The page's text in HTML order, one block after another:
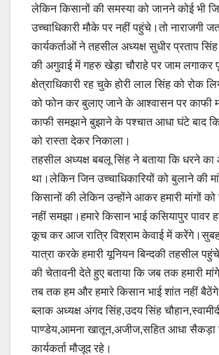
लेकिन किसानों की समस्या को जानने कोई भी
उच्चाधिकारी मौके पर नहीं पहुंचे।तो नाराजगी
कार्यकर्ताओं ने तहसील अध्यक्ष सुधीर प्रताप
की अगुवाई में गहरु खेड़ा चौराहे पर जाम लगाकर
क्षेत्राधिकारी रह चुके होरी लाल सिंह को रोक
को फोन कर बुलाए जाने के आश्वासन पर काफी
काफी समझाने बुझाने के पश्चात आधा घंटे बाद
को रास्ता देकर निकाला।
तहसील अध्यक्ष बबलू सिंह ने बताया कि धरने का
था।लेकिन जिन उच्चाधिकारियों को बुलाने की
किसानों की लेकिन उन्होंने आकर हमारी मांगों को
नहीं समझा।हमारे किसान भाई कसियापुर पावर
कूच कर आज रात्रि विश्राम केवाई में
यात्रा करके हमारी यूनियन बिन्दकी तहसील
की चेतावनी देते हुए बताया कि जब तक हमारी मांगे
तब तक हम और हमारे किसान भाई शांत नहीं
ब्लाक अध्यक्ष अंगद सिंह,उदय सिंह
पाण्डेय,आमना खातून,अजीज,सहित आधा
कार्यकर्ता मौजूद रहे।